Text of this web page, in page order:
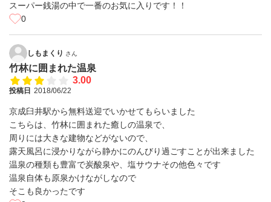
スーパー銭湯の中で一番のお気に入りです！！
0
しもまくり さん
竹林に囲まれた温泉
3.00
投稿日 2018/06/22
京成臼井駅から無料送迎でいかせてもらいました
こちらは、竹林に囲まれた癒しの温泉で、
周りには大きな建物などがないので、
露天風呂に浸かりながら静かにのんびり過ごすことが出来ました
温泉の種類も豊富で炭酸泉や、塩サウナその他色々です
温泉自体も原泉かけながしなので
そこも良かったです